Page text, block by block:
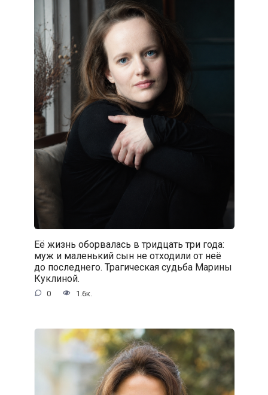
Её жизнь оборвалась в тридцать три года:
муж и маленький сын не отходили от неё
до последнего. Трагическая судьба Марины
Куклиной.
0 1.6к.